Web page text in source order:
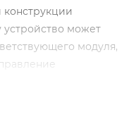
конструкции
устройство может
модуля,
iFeel для адаптации